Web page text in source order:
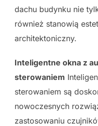
dachu budynku nie
również stanowią
architektoniczny.
Inteligentne okna z
sterowaniem
sterowaniem są
nowoczesnych
zastosowaniu